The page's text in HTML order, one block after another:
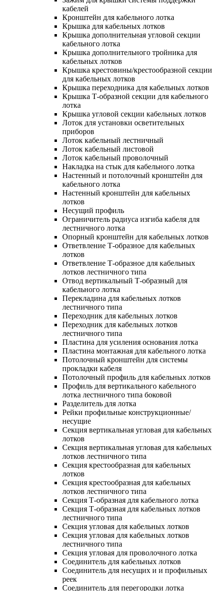
кабелей
Кронштейн для кабельного лотка
Крышка для кабельных лотков
Крышка дополнительная угловой секции
кабельного лотка
Крышка дополнительного тройника для
кабельных лотков
Крышка крестовины/крестообразной секции
для кабельных лотков
Крышка переходника для кабельных лотков
Крышка Т-образной секции для кабельного
лотка
Крышка угловой секции кабельных лотков
Лоток для установки осветительных
приборов
Лоток кабельный лестничный
Лоток кабельный листовой
Лоток кабельный проволочный
Накладка на стык для кабельного лотка
Настенный и потолочный кронштейн для
кабельного лотка
Настенный кронштейн для кабельных
лотков
Несущий профиль
Ограничитель радиуса изгиба кабеля для
лестничного лотка
Опорный кронштейн для кабельных лотков
Ответвление Т-образное для кабельных
лотков
Ответвление Т-образное для кабельных
лотков лестничного типа
Отвод вертикальный Т-образный для
кабельного лотка
Перекладина для кабельных лотков
лестничного типа
Переходник для кабельных лотков
Переходник для кабельных лотков
лестничного типа
Пластина для усиления основания лотка
Пластина монтажная для кабельного лотка
Потолочный кронштейн для системы
прокладки кабеля
Потолочный профиль для кабельных лотков
Профиль для вертикального кабельного
лотка лестничного типа боковой
Разделитель для лотка
Рейки профильные конструкционные/
несущие
Секция вертикальная угловая для кабельных
лотков
Секция вертикальная угловая для кабельных
лотков лестничного типа
Секция крестообразная для кабельных
лотков
Секция крестообразная для кабельных
лотков лестничного типа
Секция Т-образная для кабельного лотка
Секция Т-образная для кабельных лотков
лестничного типа
Секция угловая для кабельных лотков
Секция угловая для кабельных лотков
лестничного типа
Секция угловая для проволочного лотка
Соединитель для кабельных лотков
Соединитель для несущих и и профильных
реек
Соединитель для перегородки лотка